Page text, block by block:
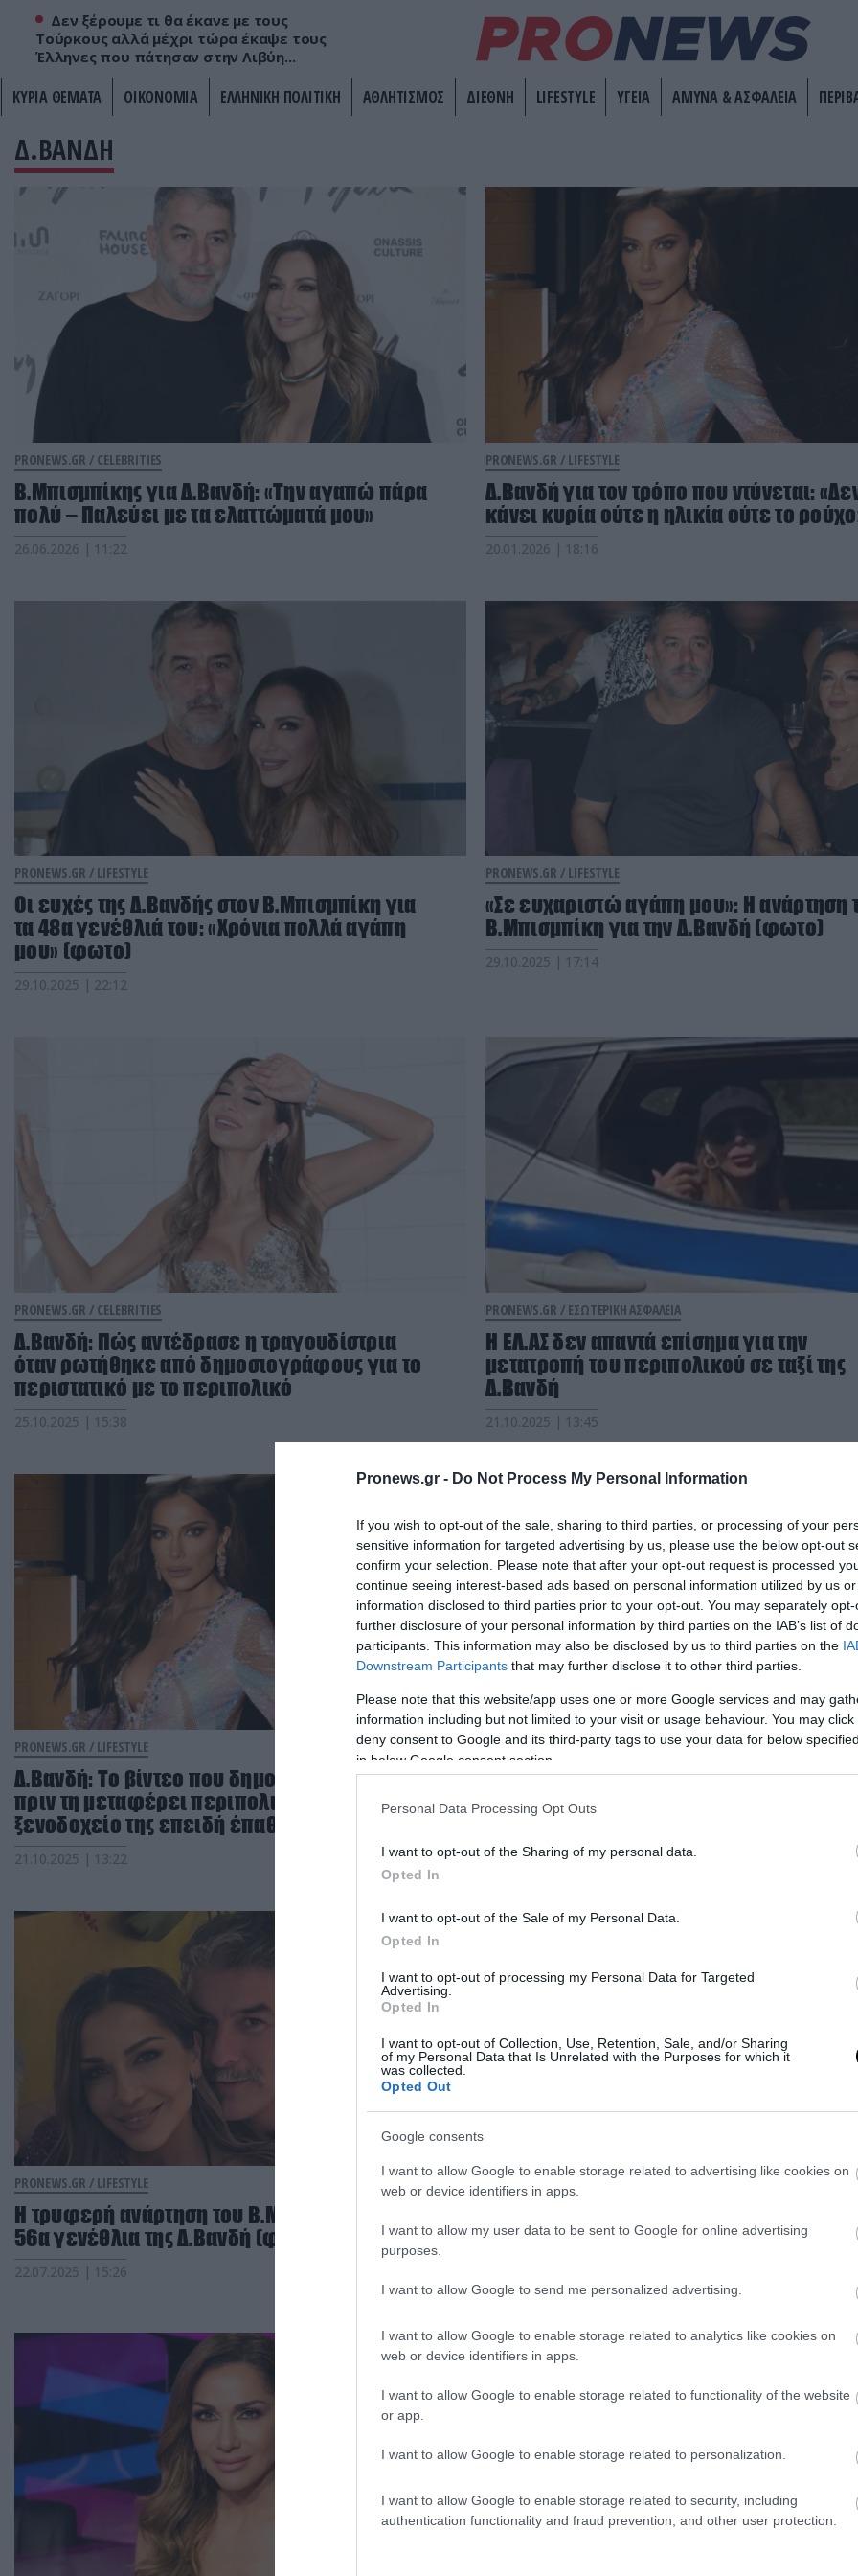
Pronews.gr - Do Not Process My Personal Information
If you wish to opt-out of the sale, sharing to third parties, or processing of your
sensitive information for targeted advertising by us, please use the below opt-out
confirm your selection. Please note that after your opt-out request is processed
continue seeing interest-based ads based on personal information utilized by us
information disclosed to third parties prior to your opt-out. You may separately
further disclosure of your personal information by third parties on the IAB’s list of
participants. This information may also be disclosed by us to third parties on the
Downstream Participants that may further disclose it to other third parties.
Please note that this website/app uses one or more Google services and may
information including but not limited to your visit or usage behaviour. You may
deny consent to Google and its third-party tags to use your data for below
in below Google consent section.
Personal Data Processing Opt Outs
I want to opt-out of the Sharing of my personal data.
Opted In
I want to opt-out of the Sale of my Personal Data.
Opted In
I want to opt-out of processing my Personal Data for Targeted
Advertising.
Opted In
I want to opt-out of Collection, Use, Retention, Sale, and/or Sharing
of my Personal Data that Is Unrelated with the Purposes for which it
was collected.
Opted Out
Google consents
I want to allow Google to enable storage related to advertising like cookies on
web or device identifiers in apps.
I want to allow my user data to be sent to Google for online advertising
purposes.
I want to allow Google to send me personalized advertising.
I want to allow Google to enable storage related to analytics like cookies on
web or device identifiers in apps.
I want to allow Google to enable storage related to functionality of the website
or app.
I want to allow Google to enable storage related to personalization.
I want to allow Google to enable storage related to security, including
authentication functionality and fraud prevention, and other user protection.
Δεν ξέρουμε τι θα έκανε με τους
Τούρκους αλλά μέχρι τώρα έκαψε τους
Έλληνες που πάτησαν στην Λιβύη...
ΚΥΡΙΑ ΘΕΜΑΤΑ ΟΙΚΟΝΟΜΙΑ ΕΛΛΗΝΙΚΗ ΠΟΛΙΤΙΚΗ ΑΘΛΗΤΙΣΜΟΣ ΔΙΕΘΝΗ LIFESTYLE ΥΓΕΙΑ ΑΜΥΝΑ & ΑΣΦΑΛΕΙΑ
Δ.ΒΑΝΔΗ
PRONEWS.GR / CELEBRITIES
Β.Μπισμπίκης για Δ.Βανδή: «Την αγαπώ πάρα
πολύ – Παλεύει με τα ελαττώματά μου»
26.06.2026 | 11:22
PRONEWS.GR / LIFESTYLE
Δ.Βανδή για τον τρόπο που ντύνεται:
κάνει κυρία ούτε η ηλικία ούτε το
20.01.2026 | 18:16
PRONEWS.GR / LIFESTYLE
Οι ευχές της Δ.Βανδής στον Β.Μπισμπίκη για
τα 48α γενέθλιά του: «Χρόνια πολλά αγάπη
μου» (φωτο)
29.10.2025 | 22:12
PRONEWS.GR / LIFESTYLE
«Σε ευχαριστώ αγάπη μου»: Η ανάρτηση
Β.Μπισμπίκη για την Δ.Βανδή (φωτο)
29.10.2025 | 17:14
PRONEWS.GR / CELEBRITIES
Δ.Βανδή: Πώς αντέδρασε η τραγουδίστρια
όταν ρωτήθηκε από δημοσιογράφους για το
περιστατικό με το περιπολικό
25.10.2025 | 15:38
PRONEWS.GR / ΕΣΩΤΕΡΙΚΗ ΑΣΦΑΛΕΙΑ
Η ΕΛ.ΑΣ δεν απαντά επίσημα για την
μετατροπή του περιπολικού σε ταξί της
Δ.Βανδή
21.10.2025 | 13:45
PRONEWS.GR / LIFESTYLE
Δ.Βανδή: Το βίντεο που δημοσίευσε λίγο
πριν τη μεταφέρει περιπολικό στο
ξενοδοχείο της επειδή έπαθε λάστιχο
21.10.2025 | 13:22
PRONEWS.GR /LIFESTYLE
Δ.Βανδή: H πρώτη ανάρτηση της
τραγουδίστριας για τον Β.Μπισμπίκη
τροχαίο και την καταδικαστική
09.10.2025 | 21:56
PRONEWS.GR / LIFESTYLE
Η τρυφερή ανάρτηση του Β.Μπισμπίκη για τα
56α γενέθλια της Δ.Βανδή (φωτο)
22.07.2025 | 15:26
PRONEWS.GR / LIFESTYLE
παραμένω το ίδιο καψούρης και
15.06.2025 | 12:00